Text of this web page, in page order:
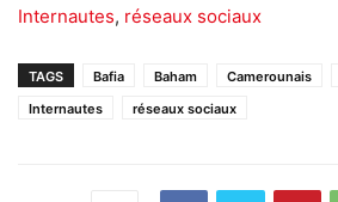
Internautes, réseaux sociaux
TAGS Bafia Baham Camerounais
Internautes
réseaux sociaux